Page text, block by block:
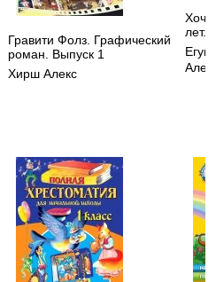
Гравити Фолз. Графический
роман. Выпуск 1
Хирш Алекс
Хочу
лет.